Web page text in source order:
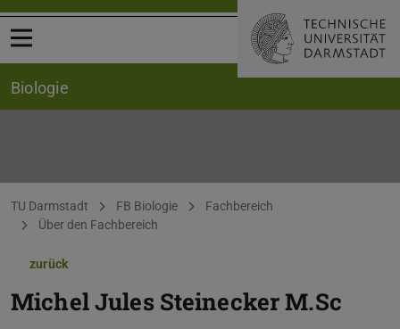
Menü öffnen
Biologie
Sie befinden sich hier:
TU Darmstadt FB Biologie
Fachbereich
Über den Fachbereich
zurück
Michel Jules SteineckerM.Sc